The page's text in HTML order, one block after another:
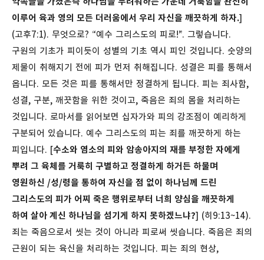
이루어 육과 영의 모든 더러움에서 우리 자신을 깨끗하게 하자.]
(고후7:1). 무엇으로? “예수 그리스도의 피로!”. 그렇습니다.
구원의 기초가 피이듯이 성별의 기초 역시 피인 것입니다. 숫양의
제물이 취해지기 전에 피가 먼저 취해집니다. 성결은 피를 통해서
옵니다. 모든 것은 피를 통해서만 정결하게 됩니다. 피는 죄사함,
성결, 구분, 깨끗함을 위한 것이고, 죽음은 죄의 몸을 처리하는
것입니다. 로마서를 읽어보면 십자가와 피의 강조점이 예리하게
구분되어 있습니다. 예수 그리스도의 피는 죄를 깨끗하게 하는
피입니다. [수소와 염소의 피와 암송아지의 재를 부정한 자에게
뿌려 그 육체를 거룩히 구별하고 정결하게 하거든 하물며
영원하신 /성/령을 통하여 자신을 점 없이 하나님께 드린
그리스도의 피가 어찌 죽은 행위로부터 너희 양심을 깨끗하게
하여 살아 계신 하나님을 섬기게 하지 못하겠느냐?] (히9:13~14).
죄는 죽음으로서 씻는 것이 아니라 피로써 씻습니다. 죽음은 죄의
근원이 되는 육신을 처리하는 것입니다. 피는 죄의 현상,